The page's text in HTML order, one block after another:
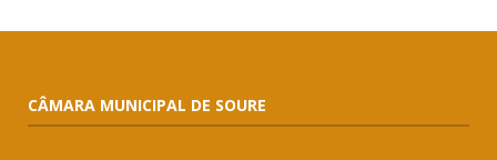
CÂMARA MUNICIPAL DE SOURE